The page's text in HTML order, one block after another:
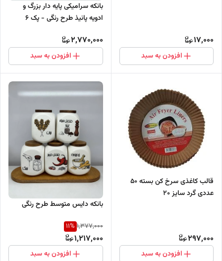
17,000
افزودن به سبد
بانکه سرامیکی پایه دار بزرگ و
ادویه پانیذ طرح رنگی - پک 6
2,770,000
افزودن به سبد
قالب کاغذی سرخ کن بسته 50
عددی گرد سایز 20
297,000
افزودن به سبد
بانکه دایس‌ متوسط طرح رنگی
1,377,000
11%
1,217,000
افزودن به سبد